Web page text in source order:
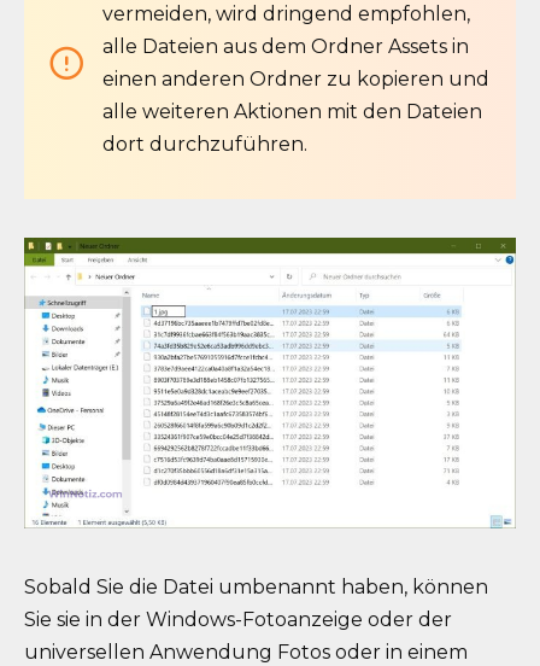
vermeiden, wird dringend empfohlen,
alle Dateien aus dem Ordner Assets in
einen anderen Ordner zu kopieren und
alle weiteren Aktionen mit den Dateien
dort durchzuführen.
Sobald Sie die Datei umbenannt haben, können
Sie sie in der Windows-Fotoanzeige oder der
universellen Anwendung Fotos oder in einem